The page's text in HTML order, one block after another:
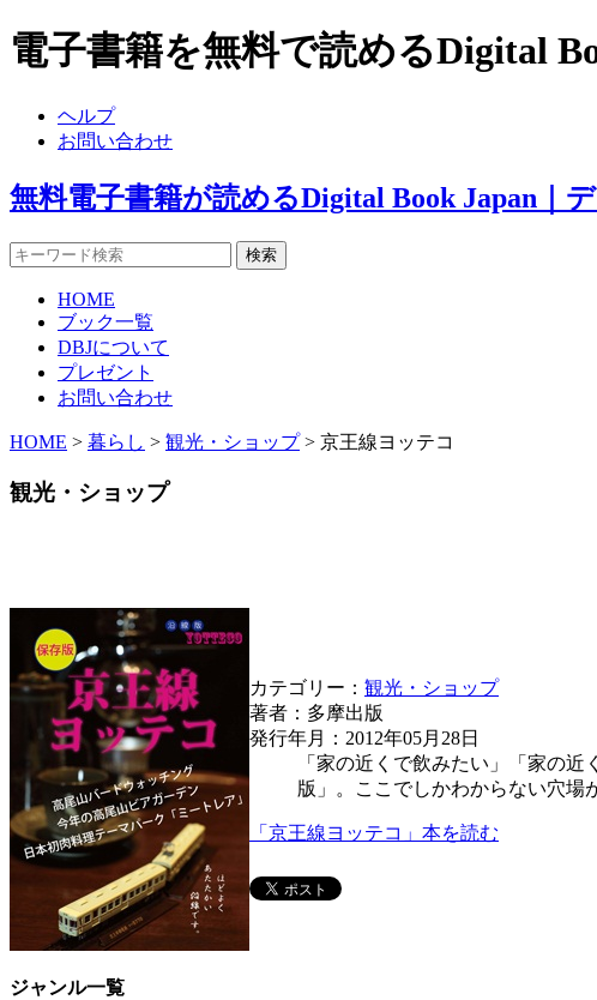
電子書籍を無料で読めるDigital
ヘルプ
お問い合わせ
無料電子書籍が読めるDigital Book Japan｜
HOME
ブック一覧
DBJについて
プレゼント
お問い合わせ
HOME > 暮らし > 観光・ショップ> 京王線ヨッテコ
観光・ショップ
カテゴリー： 観光・ショップ
著者：多摩出版
発行年月：2012年05月28日
「家の近くで飲みたい」「家の
版」。ここでしかわからない穴場
「京王線ヨッテコ」本を読む
ジャンル一覧